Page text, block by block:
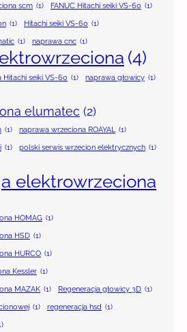
scm (1) FANUC Hitachi seiki VS-60 (1)
(1) Hitachi seiki VS-60 (1)
(1) naprawa cnc (1)
(4)
seiki VS-60 (1) naprawa głowicy (1)
elumatec (2)
(1) naprawa wrzeciona ROAYAL (1)
(1) polski serwis wrzecion elektrycznych (1)
elektrowrzeciona
HOMAG (1)
HSD (1)
HURCO (1)
Kessler (1)
MAZAK (1) Regeneracja głowicy 3D (1)
(1) regeneracja hsd (1)